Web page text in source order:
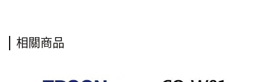
相關商品